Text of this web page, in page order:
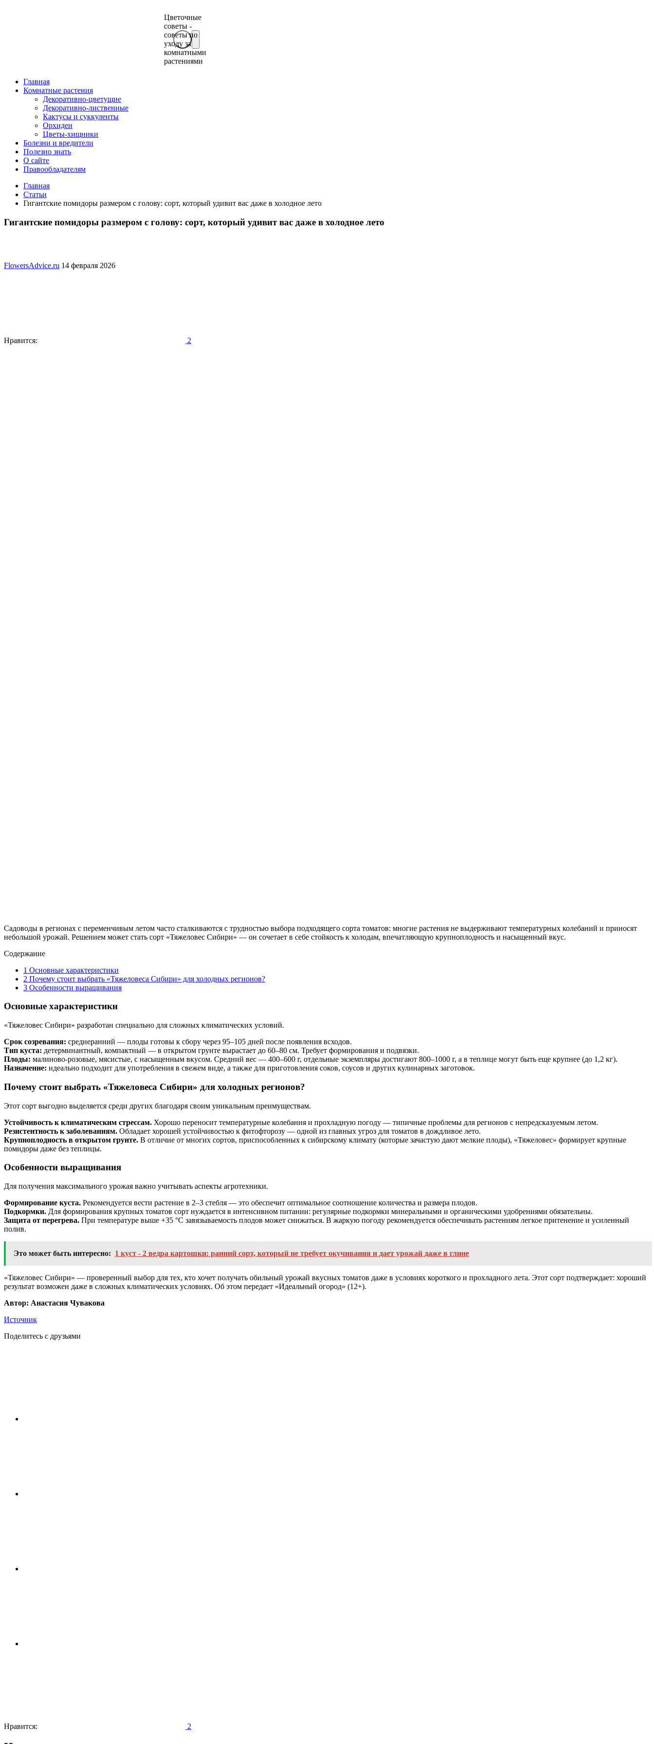
Цветочные
советы -
советы по
уходу за
комнатными
растениями
Главная
Комнатные растения
Декоративно-цветущие
Декоративно-лиственные
Кактусы и суккуленты
Орхидеи
Цветы-хищники
Болезни и вредители
Полезно знать
О сайте
Правообладателям
Главная
Статьи
Гигантские помидоры размером с голову: сорт, который удивит вас даже в холодное лето
Гигантские помидоры размером с голову: сорт, который удивит вас даже в холодное лето
FlowersAdvice.ru 14 февраля 2026
Нравится: 2
Садоводы в регионах с переменчивым летом часто сталкиваются с трудностью выбора подходящего сорта томатов: многие растения не выдерживают температурных колебаний и приносят
небольшой урожай. Решением может стать сорт «Тяжеловес Сибири» — он сочетает в себе стойкость к холодам, впечатляющую крупноплодность и насыщенный вкус.
Содержание
1 Основные характеристики
2 Почему стоит выбрать «Тяжеловеса Сибири» для холодных регионов?
3 Особенности выращивания
Основные характеристики
«Тяжеловес Сибири» разработан специально для сложных климатических условий.
Срок созревания: среднеранний — плоды готовы к сбору через 95–105 дней после появления всходов.
Тип куста: детерминантный, компактный — в открытом грунте вырастает до 60–80 см. Требует формирования и подвязки.
Плоды: малиново-розовые, мясистые, с насыщенным вкусом. Средний вес — 400–600 г, отдельные экземпляры достигают 800–1000 г, а в теплице могут быть еще крупнее (до 1,2 кг).
Назначение: идеально подходит для употребления в свежем виде, а также для приготовления соков, соусов и других кулинарных заготовок.
Почему стоит выбрать «Тяжеловеса Сибири» для холодных регионов?
Этот сорт выгодно выделяется среди других благодаря своим уникальным преимуществам.
Устойчивость к климатическим стрессам. Хорошо переносит температурные колебания и прохладную погоду — типичные проблемы для регионов с непредсказуемым летом.
Резистентность к заболеваниям. Обладает хорошей устойчивостью к фитофторозу — одной из главных угроз для томатов в дождливое лето.
Крупноплодность в открытом грунте. В отличие от многих сортов, приспособленных к сибирскому климату (которые зачастую дают мелкие плоды), «Тяжеловес» формирует крупные
помидоры даже без теплицы.
Особенности выращивания
Для получения максимального урожая важно учитывать аспекты агротехники.
Формирование куста. Рекомендуется вести растение в 2–3 стебля — это обеспечит оптимальное соотношение количества и размера плодов.
Подкормки. Для формирования крупных томатов сорт нуждается в интенсивном питании: регулярные подкормки минеральными и органическими удобрениями обязательны.
Защита от перегрева. При температуре выше +35 °C завязываемость плодов может снижаться. В жаркую погоду рекомендуется обеспечивать растениям легкое притенение и усиленный
полив.
Это может быть интересно: 1 куст - 2 ведра картошки: ранний сорт, который не требует окучивания и дает урожай даже в глине
«Тяжеловес Сибири» — проверенный выбор для тех, кто хочет получать обильный урожай вкусных томатов даже в условиях короткого и прохладного лета. Этот сорт подтверждает: хороший
результат возможен даже в сложных климатических условиях. Об этом передает «Идеальный огород» (12+).
Автор: Анастасия Чувакова
Источник
Поделитесь с друзьями
Нравится: 2